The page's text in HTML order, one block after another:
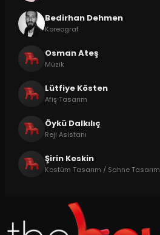
Bedirhan Dehmen
Koreograf
Osman Ateş
Müzik
Lütfiye Kösten
Afiş Tasarım
Öykü Dalkılıç
Reji Asistanı
Şirin Keskin
Kostüm Tasarım / Sahne Tasarım